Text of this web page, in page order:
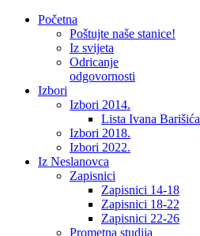
Početna
Poštujte naše stanice!
Iz svijeta
Odricanje
odgovornosti
Izbori
Izbori 2014.
Lista Ivana Barišića
Izbori 2018.
Izbori 2022.
Iz Neslanovca
Zapisnici
Zapisnici 14-18
Zapisnici 18-22
Zapisnici 22-26
Prometna studija